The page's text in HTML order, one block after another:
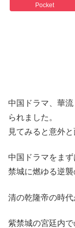
Pocket
中国ドラマ、華
られました。
見てみると意外
中国ドラマをま
禁城に燃ゆる逆襲
清の乾隆帝の時代
紫禁城の宮廷内